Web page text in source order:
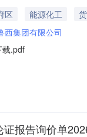
区 能源化工
西集团有限公司
载.pdf
报告询价单